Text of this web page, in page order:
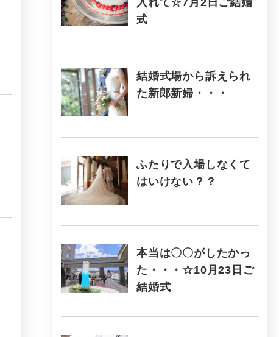
入れて☆7月2日ご結婚
式
結婚式場から訴えられ
た新郎新婦・・・
ふたりで入場しなくて
はいけない？？
本当は〇〇がしたかっ
た・・・☆10月23日ご
結婚式